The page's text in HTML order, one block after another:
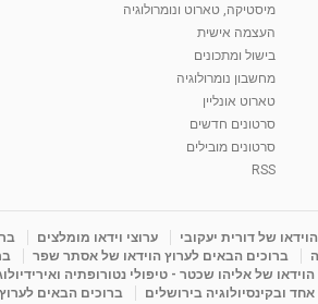
מיסטיקה, טארוט ונומרולוגיה
העצמה אישית
בישול ומתכונים
מחשבון נומרולוגיה
טארוט אונליין
סרטונים חדשים
סרטונים מובילים
RSS
של דורית יעקובי ערוצי וידאו מומלצים
ברוכים הבאים לערוץ הוידאו של אסתר שפר
של אליהו שכטר - טיפולי נטורופתיה
ובקינסיולוגיה בירושלים
ברוכים הבאים